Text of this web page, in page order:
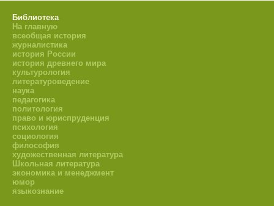
Библиотека
На главную
всеобщая история
журналистика
история России
история древнего мира
культурология
литературоведение
наука
педагогика
политология
право и юриспруденция
психология
социология
философия
художественная литература
Школьная литература
экономика и менеджмент
юмор
языкознание